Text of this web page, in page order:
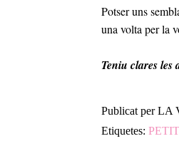
Potser uns
una volta per la
Teniu clares les
Publicat perLA
Etiquetes: